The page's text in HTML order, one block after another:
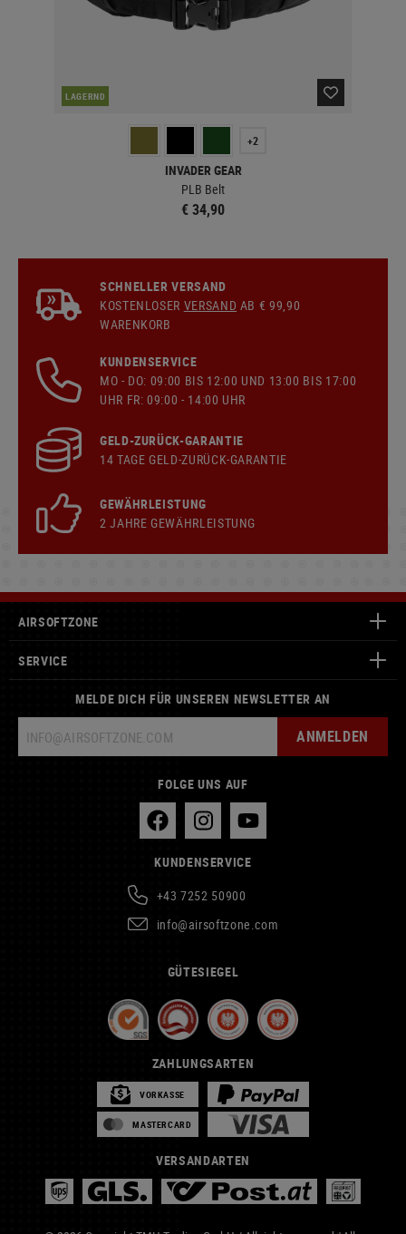
LAGERND
+2
INVADER GEAR
PLB Belt
€ 34,90
SCHNELLER VERSAND
KOSTENLOSER VERSAND AB € 99,90
WARENKORB
KUNDENSERVICE
MO - DO: 09:00 BIS 12:00 UND 13:00 BIS 17:00
UHR FR: 09:00 - 14:00 UHR
GELD-ZURÜCK-GARANTIE
14 TAGE GELD-ZURÜCK-GARANTIE
GEWÄHRLEISTUNG
2 JAHRE GEWÄHRLEISTUNG
AIRSOFTZONE
SERVICE
MELDE DICH FÜR UNSEREN NEWSLETTER AN
ANMELDEN
FOLGE UNS AUF
KUNDENSERVICE
+43 7252 50900
info@airsoftzone.com
GÜTESIEGEL
ZAHLUNGSARTEN
VORKASSE
MASTERCARD
VERSANDARTEN